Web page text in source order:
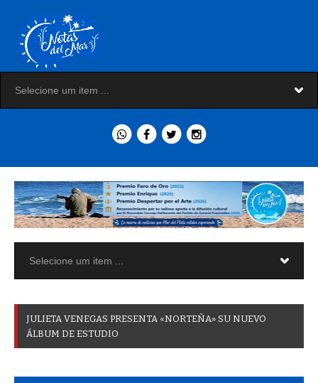
JULIETA VENEGAS PRESENTA «NORTEÑA» SU NUEVO
ÁLBUM DE ESTUDIO